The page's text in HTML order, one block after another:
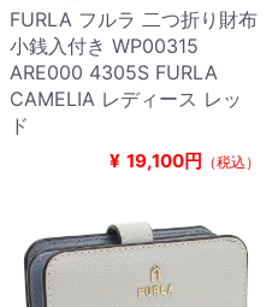
FURLA フルラ 二つ折り財布
小銭入付き WP00315
ARE000 4305S FURLA
CAMELIA レディース レッ
ド
¥ 19,100円 （税込）